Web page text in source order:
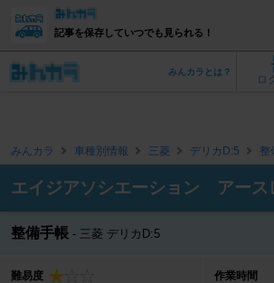
記事を保存していつでも見られる！
ロ
みんカラとは？
みんカラ 車種別情報 三菱 デリカD:5 整
エイジアソシエーション アース
整備手帳 三菱 デリカD:5
難易度 作業時間